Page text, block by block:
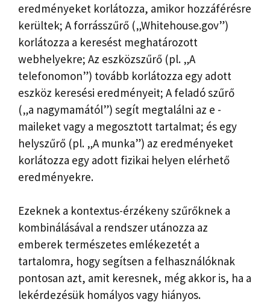
eredményeket korlátozza, amikor hozzáférésre
kerültek; A forrásszűrő („Whitehouse.gov”)
korlátozza a keresést meghatározott
webhelyekre; Az eszközszűrő (pl. „A
telefonomon”) tovább korlátozza egy adott
eszköz keresési eredményeit; A feladó szűrő
(„a nagymamától”) segít megtalálni az e -
maileket vagy a megosztott tartalmat; és egy
helyszűrő (pl. „A munka”) az eredményeket
korlátozza egy adott fizikai helyen elérhető
eredményekre.
Ezeknek a kontextus-érzékeny szűrőknek a
kombinálásával a rendszer utánozza az
emberek természetes emlékezetét a
tartalomra, hogy segítsen a felhasználóknak
pontosan azt, amit keresnek, még akkor is, ha a
lekérdezésük homályos vagy hiányos.